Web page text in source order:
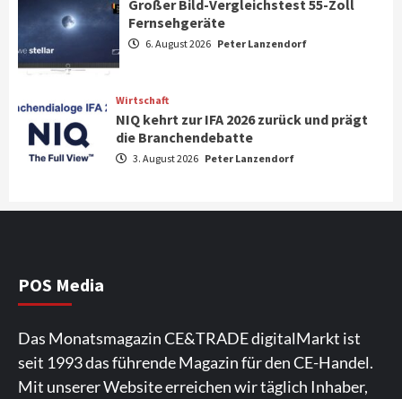
Aktuell Audio
Marantz erweitert sein Heimkino-
Portfolio mit der neue CINEMA Serie 2
News aus dem Internet
Großer Bild-Vergleichstest 55-Zoll
Fernsehgeräte
5
6
CHERRY baut Vertriebsteam in
strategisch wichtigen Märkten aus
Großer Bild-Vergleichstest 55-Zoll
Fernsehgeräte
6. August 2026 Peter Lanzendorf
Wirtschaft
NIQ kehrt zur IFA 2026 zurück und prägt
die Branchendebatte
3. August 2026 Peter Lanzendorf
POS Media
Das Monatsmagazin CE&TRADE digitalMarkt ist
seit 1993 das führende Magazin für den CE-Handel.
Mit unserer Website erreichen wir täglich Inhaber,